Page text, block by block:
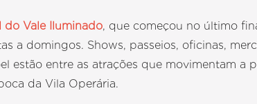
do Vale Iluminado, que começou no último
a domingos. Shows, passeios, oficinas,
estão entre as atrações que movimentam a
da Vila Operária.